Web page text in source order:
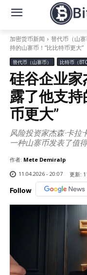
加密货币新闻 替代币（山寨
持的山寨币！“比比特币更大”
替代币（山寨币） 比特币（BTC
硅谷企业家
露了他支
币更大”
风险投资家杰森·卡
一种山寨币发表了值
作者: Mete Demiralp
11.04.2026 - 20:07
更新:
Follow